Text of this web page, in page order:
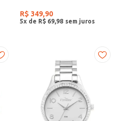
R$ 349,90
5x de R$ 69 98